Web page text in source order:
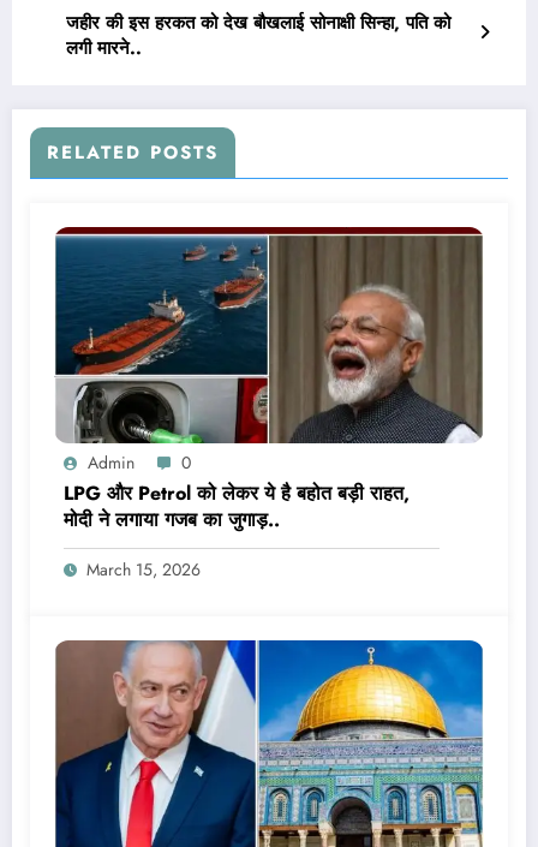
जहीर की इस हरकत को देख बौखलाई सोनाक्षी सिन्हा, पति को
लगी मारने..
RELATED POSTS
Admin 0
LPG और Petrol को लेकर ये है बहोत बड़ी राहत,
मोदी ने लगाया गजब का जुगाड़..
March 15, 2026